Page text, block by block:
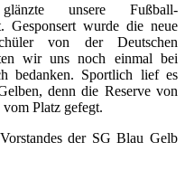
unsere Fußball-
Gesponsert wurde die neue
von der Deutschen
wir uns noch einmal bei
bedanken. Sportlich lief es
denn die Reserve von
Platz gefegt.
der SG Blau Gelb